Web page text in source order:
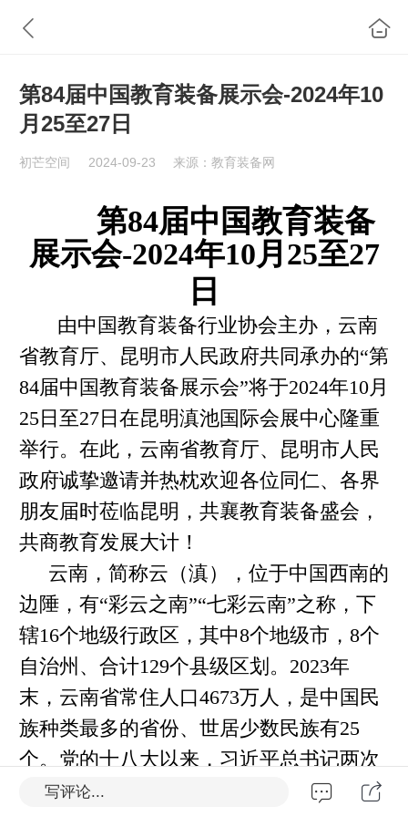
第84届中国教育装备展示会-2024年10
月25至27日
初芒空间 2024-09-23 来源：教育装备网
第84届中国教育装备
展示会-2024年10月25至27
日
由中国教育装备行业协会主办，云南
省教育厅、昆明市人民政府共同承办的“第
84届中国教育装备展示会”将于2024年10月
25日至27日在昆明滇池国际会展中心隆重
举行。在此，云南省教育厅、昆明市人民
政府诚挚邀请并热枕欢迎各位同仁、各界
朋友届时莅临昆明，共襄教育装备盛会，
共商教育发展大计 ！
云南，简称云（滇），位于中国西南的
边 陲 ，有“彩云之南”“七彩云南”之称，下
辖16个地级行政区，其中8个地级市，8个
自治州、合计129个县级区划。2023年
末，云南省常住人口4673万人，是中国民
族种类最多的省份、世居少数民族有25
个。党的十八大以来，习近平总书记两次
考察云南亲临昆明，要求把云南建设成为
写评论...